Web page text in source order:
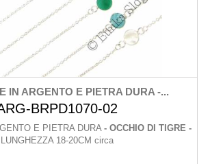
IN ARGENTO E PIETRA DURA -...
BRPD1070-02
E PIETRA DURA - OCCHIO DI TIGRE -
LUNGHEZZA 18-20CM circa